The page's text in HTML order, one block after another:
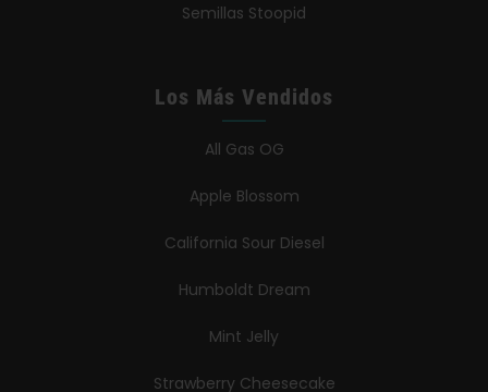
Semillas Stoopid
Los Más Vendidos
All Gas OG
Apple Blossom
California Sour Diesel
Humboldt Dream
Mint Jelly
Strawberry Cheesecake